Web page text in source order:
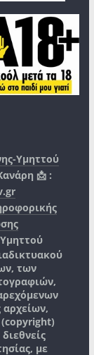
Υμηττού
📩 :
των
αρχείων,
(copyright)
με